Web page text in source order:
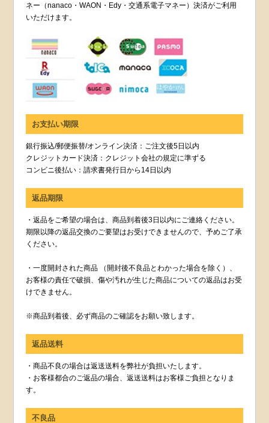
ネー（nanaco・WAON・Edy・交通系電子マネー）決済がご利用
いただけます。
お支払い期限
銀行振込/郵便振替/オンライン決済：ご注文後5日以内
クレジットカード決済：クレジット会社の規定に準ずる
コンビニ後払い：請求書発行日から14日以内
返品期限
・返品をご希望の場合は、商品到着後3日以内にご連絡ください。
期限以降の返品交換のご要望はお受けできませんので、予めご了承
ください。
・一度開封された商品 （開封後不良品とわかった場合を除く）、
お客様の責任で破損、傷や汚れが生じた商品についての返品はお受
けできません。
※商品到着後、必ず商品のご確認をお願い致します。
返品送料
・商品不良の場合は返送送料を弊社が負担いたします。
・お客様都合のご返品の場合、返送送料はお客様ご負担となりま
す。
不良品